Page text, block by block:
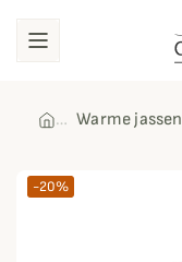
Warme jassen
-20%